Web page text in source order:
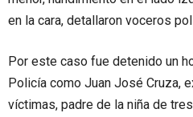
en la cara, detallaron voceros
Por este caso fue detenido un
Policía como Juan José Cruza,
víctimas, padre de la niña de